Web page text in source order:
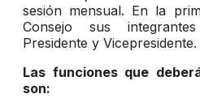
sesión mensual. En la
Consejo sus
Presidente y Vicepresidente.
Las funciones que
son: